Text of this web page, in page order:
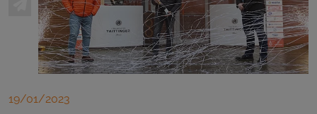
19/01/2023